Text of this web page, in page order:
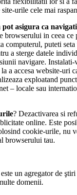
urile cele mai
pot asigura ca
browserului in ceea
computerul, puteti
a sterge datele
navigare.
a accesa website-uri
exploatand
– locale sau
? Dezactivarea si
online. Este
cookie-urile, nu
browserului tau.
un agregator de
domenii.